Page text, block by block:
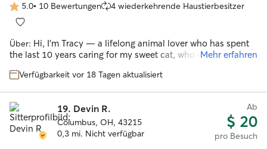
5.0
von
Sternen
5.0• 10 Bewertungen 4 wiederkehrende Haustierbesitzer
Über: Hi, I’m Tracy — a lifelong animal lover who has spent
the last 10 years caring for my sweet cat, who originally
family. My experience with cats comes from real, everyday
routines, understanding his body language, and giving him
the calm, comfortable home he deserves. I know how
sensitive cats can be, especially when their humans are
away. That’s why my cat care style is gentle, patient, and
Mehr erfahren
Verfügbarkeit vor 18 Tagen aktualisiert
19. Devin R.
Columbus, OH, 43215
0,3 mi. Nicht verfügbar
Ab
$ 20
pro Besuch